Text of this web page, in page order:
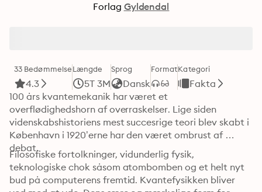
Forlag Gyldendal
33 Bedømmelse
4.3
Længde
5T 3M
Sprog
Dansk
FormatKategori
Fakta
100 års kvantemekanik har været et
overflødighedshorn af overraskelser. Lige siden
videnskabshistoriens mest succesrige teori blev skabt i
København i 1920’erne har den været ombrust af
debat.
Filosofiske fortolkninger, vidunderlig fysik,
teknologiske chok såsom atombomben og et helt nyt
bud på computerens fremtid. Kvantefysikken bliver